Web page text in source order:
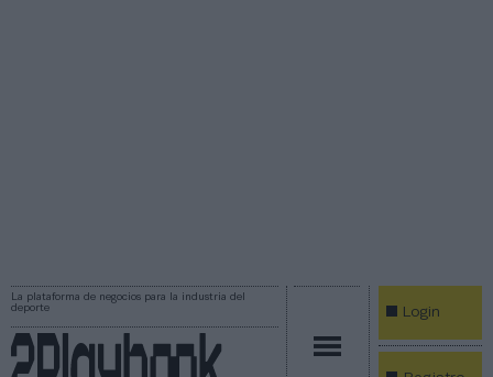
La plataforma de negocios para la industria del
deporte
Login